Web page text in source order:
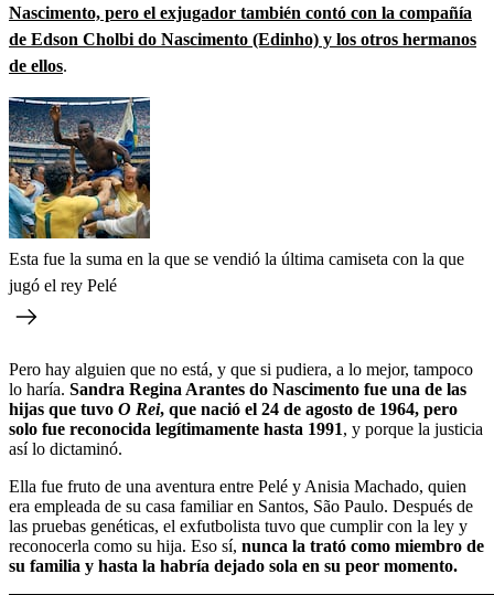
Nascimento, pero el exjugador también contó con la compañía
de Edson Cholbi do Nascimento (Edinho) y los otros hermanos
de ellos.
Esta fue la suma en la que se vendió la última camiseta con la que
jugó el rey Pelé
Pero hay alguien que no está, y que si pudiera, a lo mejor, tampoco
lo haría. Sandra Regina Arantes do Nascimento fue una de las
hijas que tuvo O Rei, que nació el 24 de agosto de 1964, pero
solo fue reconocida legítimamente hasta 1991, y porque la justicia
así lo dictaminó.
Ella fue fruto de una aventura entre Pelé y Anisia Machado, quien
era empleada de su casa familiar en Santos, São Paulo. Después de
las pruebas genéticas, el exfutbolista tuvo que cumplir con la ley y
reconocerla como su hija. Eso sí, nunca la trató como miembro de
su familia y hasta la habría dejado sola en su peor momento.